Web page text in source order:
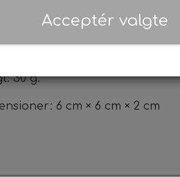
Tilføj til kurv
30 g.
6 cm × 6 cm × 2 cm
Acceptér valgte